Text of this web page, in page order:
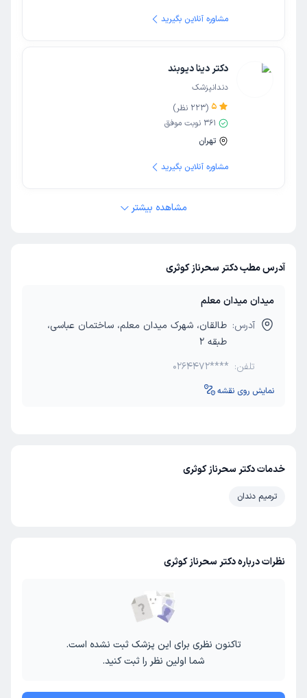
مشاوره آنلاین بگیرید
دکتر دینا دیوبند
دندانپزشک
5
(
223 نظر)
361 نوبت موفق
تهران
مشاوره آنلاین بگیرید
مشاهده بیشتر
آدرس مطب دکتر سحرناز کوثری
میدان میدان معلم
آدرس: طالقان، شهرک میدان معلم، ساختمان عباسی،
طبقه 2
تلفن: 0264472****
نمایش روی نقشه
خدمات دکتر سحرناز کوثری
ترمیم دندان
نظرات درباره دکتر سحرناز کوثری
تاکنون نظری برای این پزشک ثبت نشده است.
شما اولین نظر را ثبت کنید.